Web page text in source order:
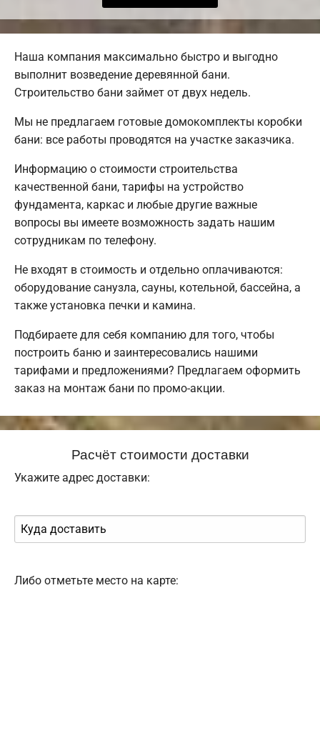
Наша компания максимально быстро и выгодно
выполнит возведение деревянной бани.
Строительство бани займет от двух недель.
Мы не предлагаем готовые домокомплекты коробки
бани: все работы проводятся на участке заказчика.
Информацию о стоимости строительства
качественной бани, тарифы на устройство
фундамента, каркас и любые другие важные
вопросы вы имеете возможность задать нашим
сотрудникам по телефону.
Не входят в стоимость и отдельно оплачиваются:
оборудование санузла, сауны, котельной, бассейна, а
также установка печки и камина.
Подбираете для себя компанию для того, чтобы
построить баню и заинтересовались нашими
тарифами и предложениями? Предлагаем оформить
заказ на монтаж бани по промо-акции.
Расчёт стоимости доставки
Укажите адрес доставки:
Либо отметьте место на карте: